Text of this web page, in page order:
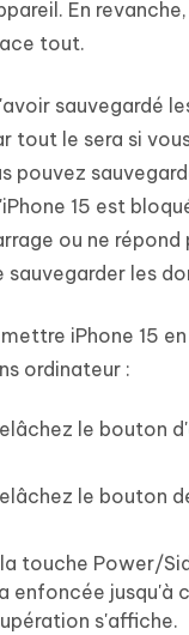
En
tout.
sauvegardé
tout le sera si
pouvez
15 est
ou ne répond
sauvegarder les
iPhone 15
ordinateur :
le bouton
le bouton
touche Power/
enfoncée jusqu'à
s'affiche.